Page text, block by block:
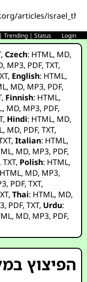
articles/
|Trending |Status Login
,Czech: HTML, MD,
, MP3, PDF,TXT,
, English: HTML,
, MD, MP3, PDF,
, Finnish: HTML,
, MD, MP3, PDF,
, Hindi: HTML, MD,
, MD, PDF,TXT,
,Italian: HTML,
, MD, MP3, PDF,
TXT, Polish: HTML,
HTML, MD, MP3,
, PDF,TXT,
,Thai: HTML, MD,
, PDF,TXT, Urdu:
, MD, MP3, PDF,
הפיצוץ